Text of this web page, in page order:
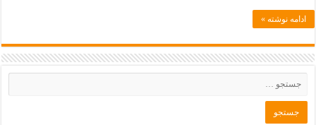
ادامه نوشته »